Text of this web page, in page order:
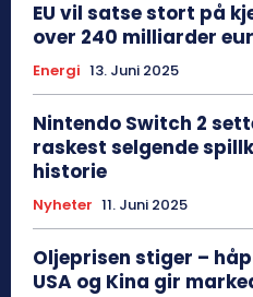
EU vil satse stort på
over 240 milliarder
Energi 13. Juni 2025
Nintendo Switch 2
raskest selgende
historie
Nyheter 11. Juni 2025
Oljeprisen stiger –
USA og Kina gir